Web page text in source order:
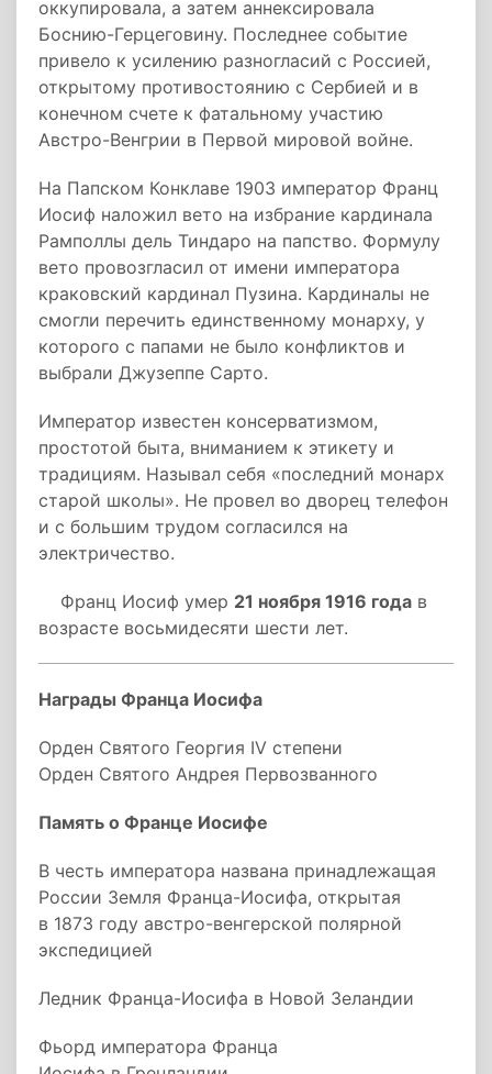
оккупировала, а затем аннексировала
Боснию-Герцеговину. Последнее событие
привело к усилению разногласий с Россией,
открытому противостоянию с Сербией и в
конечном счете к фатальному участию
Австро-Венгрии в Первой мировой войне.
На Папском Конклаве 1903 император Франц
Иосиф наложил вето на избрание кардинала
Рамполлы дель Тиндаро на папство. Формулу
вето провозгласил от имени императора
краковский кардинал Пузина. Кардиналы не
смогли перечить единственному монарху, у
которого с папами не было конфликтов и
выбрали Джузеппе Сарто.
Император известен консерватизмом,
простотой быта, вниманием к этикету и
традициям. Называл себя «последний монарх
старой школы». Не провел во дворец телефон
и с большим трудом согласился на
электричество.
Франц Иосиф умер 21 ноября 1916 года в
возрасте восьмидесяти шести лет.
Награды Франца Иосифа
Орден Святого Георгия IV степени
Орден Святого Андрея Первозванного
Память о Франце Иосифе
В честь императора названа принадлежащая
России Земля Франца-Иосифа, открытая
в 1873 году австро-венгерской полярной
экспедицией
Ледник Франца-Иосифа в Новой Зеландии
Фьорд императора Франца